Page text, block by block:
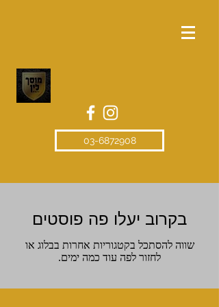
03-6872908
בקרוב יעלו פה פוסטים
שווה להסתכל בקטגוריות אחרות בבלוג או
לחזור לפה עוד כמה ימים.